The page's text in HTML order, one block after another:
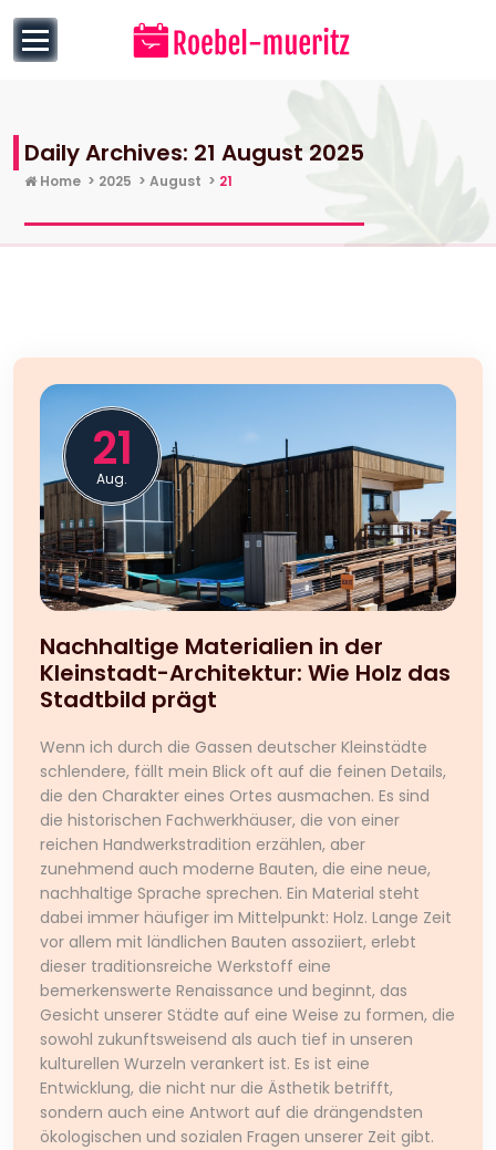
content
Daily Archives: 21 August 2025
Home > 2025 > August > 21
21
Aug.
Nachhaltige Materialien in der
Kleinstadt-Architektur: Wie Holz das
Stadtbild prägt
Wenn ich durch die Gassen deutscher Kleinstädte
schlendere, fällt mein Blick oft auf die feinen Details,
die den Charakter eines Ortes ausmachen. Es sind
die historischen Fachwerkhäuser, die von einer
reichen Handwerkstradition erzählen, aber
zunehmend auch moderne Bauten, die eine neue,
nachhaltige Sprache sprechen. Ein Material steht
dabei immer häufiger im Mittelpunkt: Holz. Lange Zeit
vor allem mit ländlichen Bauten assoziiert, erlebt
dieser traditionsreiche Werkstoff eine
bemerkenswerte Renaissance und beginnt, das
Gesicht unserer Städte auf eine Weise zu formen, die
sowohl zukunftsweisend als auch tief in unseren
kulturellen Wurzeln verankert ist. Es ist eine
Entwicklung, die nicht nur die Ästhetik betrifft,
sondern auch eine Antwort auf die drängendsten
ökologischen und sozialen Fragen unserer Zeit gibt.